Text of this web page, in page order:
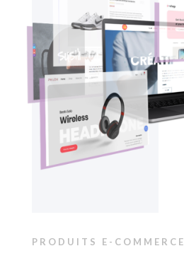
PRODUITS E-COMMERCE